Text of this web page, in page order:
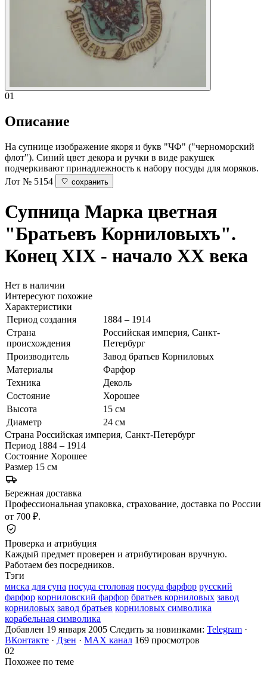
01
Описание
На супнице изображение якоря и букв "ЧФ" ("черноморский
флот"). Синий цвет декора и ручки в виде ракушек
подчеркивают принадлежность к набору посуды для моряков.
Лот № 5154
сохранить
Супница Марка цветная
"Братьевъ Корниловыхъ".
Конец XIX - начало ХХ века
Нет в наличии
Интересуют похожие
Характеристики
Период создания
1884 – 1914
Страна
происхождения
Российская империя, Санкт-
Петербург
Производитель
Завод братьев Корниловых
Материалы
Фарфор
Техника
Деколь
Состояние
Хорошее
Высота
15 см
Диаметр
24 см
Страна Российская империя, Санкт-Петербург
Период 1884 – 1914
Состояние Хорошее
Размер 15 см
Бережная доставка
Профессиональная упаковка, страхование, доставка по России
от 700 ₽.
Проверка и атрибуция
Каждый предмет проверен и атрибутирован вручную.
Работаем без посредников.
Тэги
миска для супа посуда столовая посуда фарфор русский
фарфор корниловский фарфор братьев корниловых завод
корниловых завод братьев корниловых символика
корабельная символика
Добавлен 19 января 2005 Следить за новинками: Telegram ·
ВКонтакте · Дзен · MAX канал 169 просмотров
02
Похожее по теме